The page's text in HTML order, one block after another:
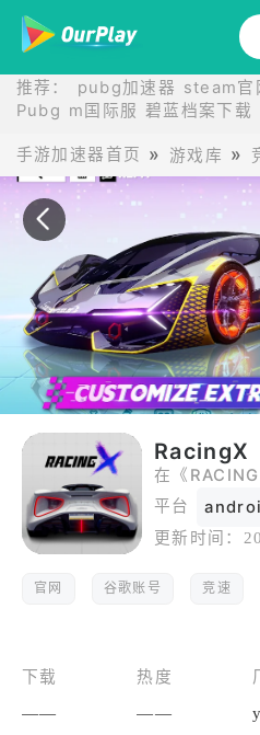
推荐： pubg加速器 steam官
Pubg m国际服 碧蓝档案下载
手游加速器首页 游戏库
RacingX
平台
更新时间：
官网 谷歌账号 竞速
下载
——
热度
——